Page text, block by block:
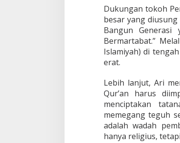
i
Dukungan tokoh
besar yang diusung
Bangun
Bermartabat.”
Islamiyah) di
erat.
Lebih lanjut, Ari
Qur’an harus
menciptakan
memegang teguh
adalah wadah
hanya religius,